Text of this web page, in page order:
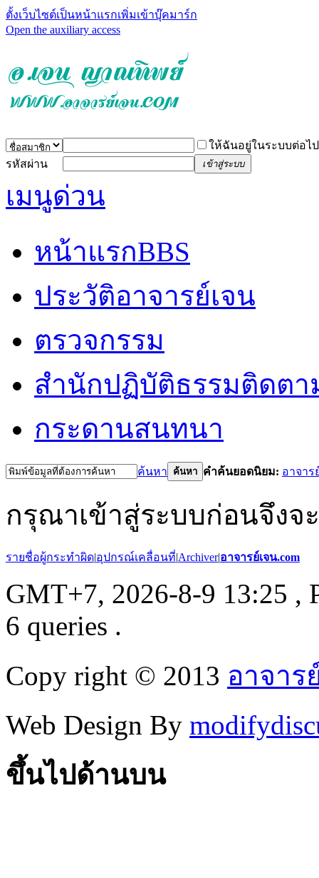
ตั้งเว็บไซต์เป็นหน้าแรกเพิ่มเข้าบุ๊คมาร์ก
Open the auxiliary access
ให้ฉันอยู่ในระบบต่อไป
รหัสผ่าน
เข้าสู่ระบบ
เมนูด่วน
หน้าแรกBBS
ประวัติอาจารย์เจน
ตรวจกรรม
สำนักปฏิบัติธรรมติดต
กระดานสนทนา
ค้นหา ค้นหา คำค้นยอดนิยม: อาจาร
กรุณาเข้าสู่ระบบก่อนจึงจ
รายชื่อผู้กระทำผิด|อุปกรณ์เคลื่อนที่|Archiver|อาจารย์เจน.com
GMT+7, 2026-8-9 13:25 ,
6 queries .
Copy right © 2013 อาจาร
Web Design By
ขึ้นไปด้านบน